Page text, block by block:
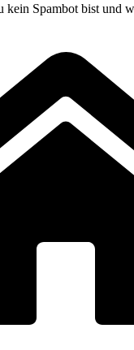
kein Spambot bist und